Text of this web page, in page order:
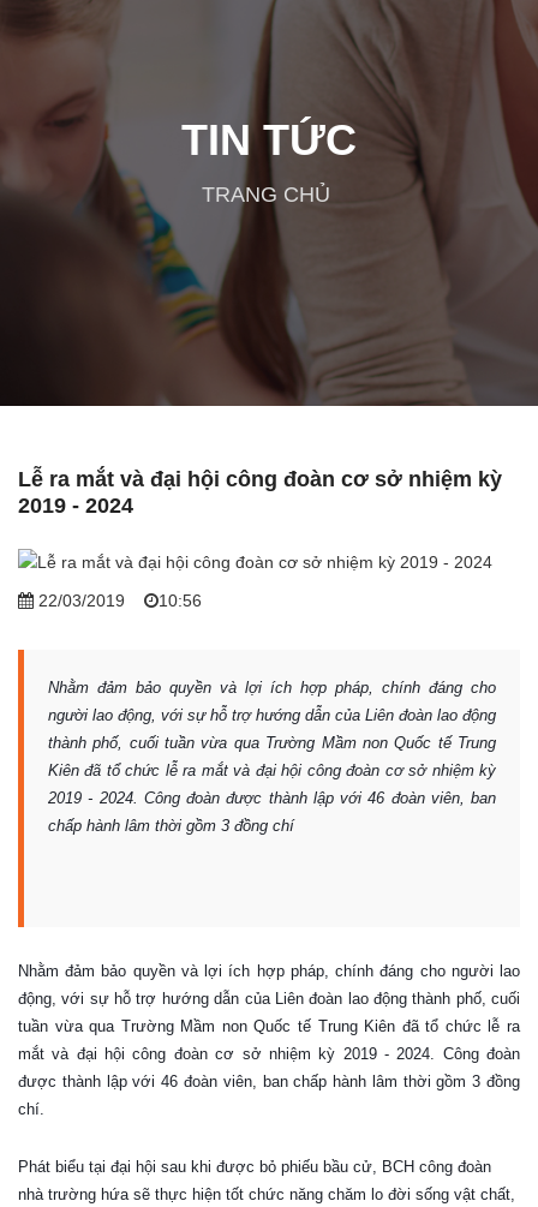
TIN TỨC
TRANG CHỦ
Lễ ra mắt và đại hội công đoàn cơ sở nhiệm kỳ
2019 - 2024
22/03/2019 10:56
Nhằm đảm bảo quyền và lợi ích hợp pháp, chính đáng cho
người lao động, với sự hỗ trợ hướng dẫn của Liên đoàn lao động
thành phố, cuối tuần vừa qua Trường Mầm non Quốc tế Trung
Kiên đã tổ chức lễ ra mắt và đại hội công đoàn cơ sở nhiệm kỳ
2019 - 2024. Công đoàn được thành lập với 46 đoàn viên, ban
chấp hành lâm thời gồm 3 đồng chí
Nhằm đảm bảo quyền và lợi ích hợp pháp, chính đáng cho người lao
động, với sự hỗ trợ hướng dẫn của Liên đoàn lao động thành phố, cuối
tuần vừa qua Trường Mầm non Quốc tế Trung Kiên đã tổ chức lễ ra
mắt và đại hội công đoàn cơ sở nhiệm kỳ 2019 - 2024. Công đoàn
được thành lập với 46 đoàn viên, ban chấp hành lâm thời gồm 3 đồng
chí.
Phát biểu tại đại hội sau khi được bỏ phiếu bầu cử, BCH công đoàn
nhà trường hứa sẽ thực hiện tốt chức năng chăm lo đời sống vật chất,